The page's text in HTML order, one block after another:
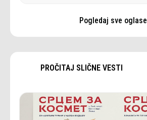
Pogledaj sve oglase
PROČITAJ SLIČNE VESTI